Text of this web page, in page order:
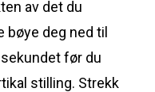
av det du
bøye deg ned til
før du
stilling. Strekk